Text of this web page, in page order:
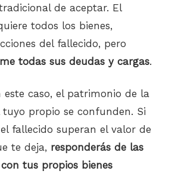
de aceptar. El
todos los bienes,
del fallecido, pero
todas sus deudas y cargas.
este caso, el patrimonio de la
tuyo propio se confunden. Si
fallecido superan el valor de
te deja, responderás de las
tus propios bienes